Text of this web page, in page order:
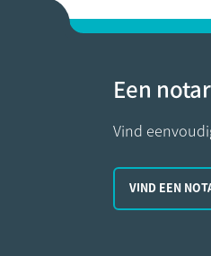
Een
Vind
VIND EEN